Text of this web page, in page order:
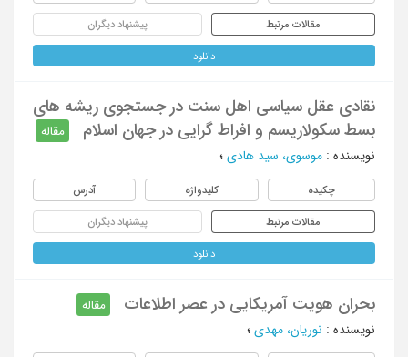
مقالات مرتبط پیشنهاد دیگران
دانلود
نقادی عقل سیاسی اهل سنت در جستجوی ریشه های
بسط سکولاریسم و افراط گرایی در جهان اسلام
مقاله
نویسنده : موسوی، سید هادی ؛
چکیده کلیدواژه آدرس
مقالات مرتبط پیشنهاد دیگران
دانلود
بحران هویت آمریکایی در عصر اطلاعات
مقاله
نویسنده : نوریان، مهدی ؛